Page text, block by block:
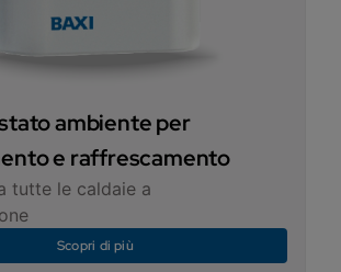
ambiente per
e raffrescamento
tutte le caldaie a
Scopri di più